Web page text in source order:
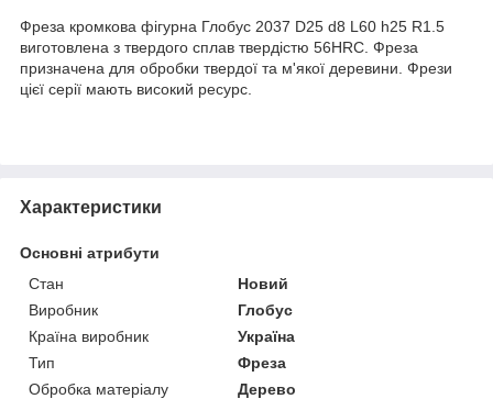
Фреза кромкова фігурна Глобус 2037 D25 d8 L60 h25 R1.5
виготовлена з твердого сплав твердістю 56HRC. Фреза
призначена для обробки твердої та м'якої деревини. Фрези
цієї серії мають високий ресурс.
Характеристики
Основні атрибути
Стан
Новий
Виробник
Глобус
Країна виробник
Україна
Тип
Фреза
Обробка матеріалу
Дерево